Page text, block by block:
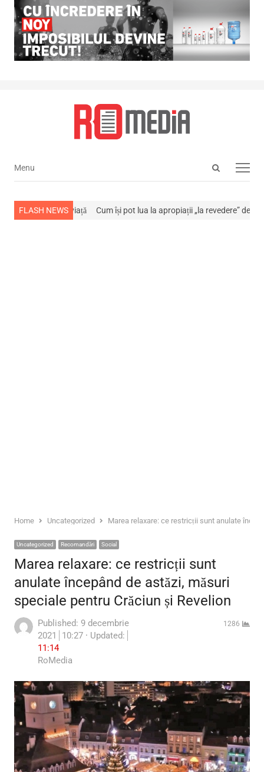
Open
Menu
Menu
FLASH NEWS
a stins din viață Cum își pot lua la apropiații „la revedere” de la…
Home Uncategorized Marea relaxare: ce restricții sunt anulate
Uncategorized Recomandări Social
Marea relaxare: ce restricții sunt
anulate începând de astăzi, măsuri
speciale pentru Crăciun și Revelion
Published: 9 decembrie
2021
10:27
Updated:
11:14
Author
RoMedia
1286